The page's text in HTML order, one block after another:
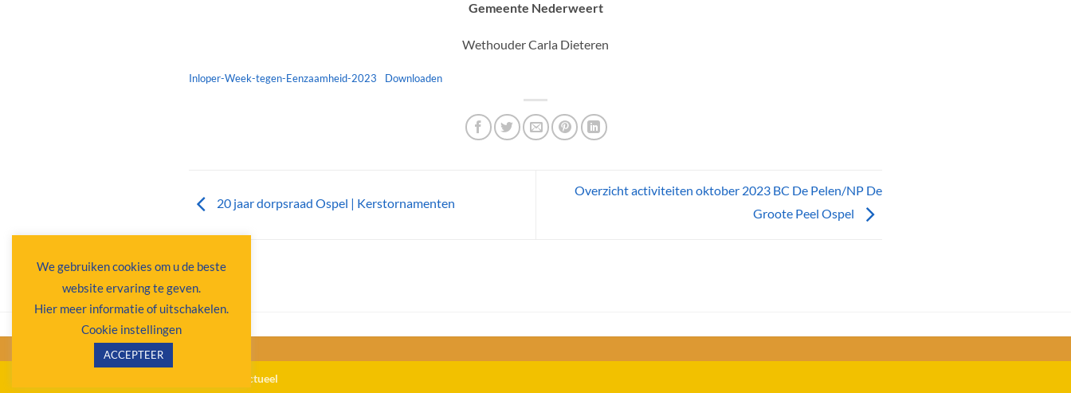
Gemeente Nederweert
Wethouder Carla Dieteren
Inloper-Week-tegen-Eenzaamheid-2023 Downloaden
20 jaar dorpsraad Ospel | Kerstornamenten
Overzicht activiteiten oktober 2023 BC De Pelen/NP De
Groote Peel Ospel
Ospel Actueel
We gebruiken cookies om u de beste
website ervaring te geven.
Hier meer informatie of uitschakelen.
Cookie instellingen
ACCEPTEER